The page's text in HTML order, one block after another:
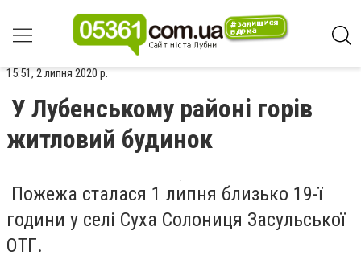
15:51, 2 липня 2020 р.
У Лубенському районі горів
житловий будинок
Пожежа сталася 1 липня близько 19-ї
години у селі Суха Солониця Засульської
ОТГ.